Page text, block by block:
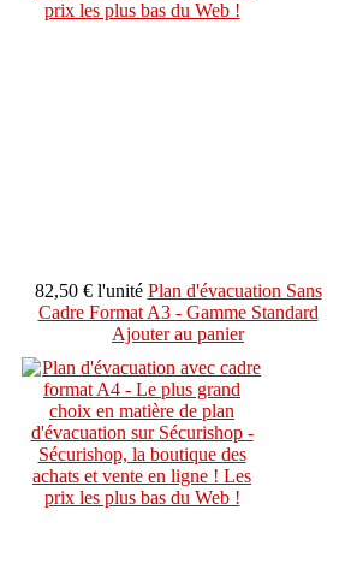
82,50 € l'unité Plan d'évacuation Sans
Cadre Format A3 - Gamme Standard
Ajouter au panier